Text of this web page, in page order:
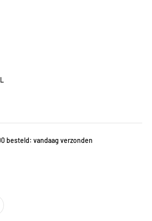
besteld: vandaag verzonden